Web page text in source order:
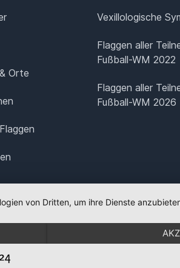
Orte
Vexillologische
Flaggen aller
Fußball-WM 2022
Flaggen aller
Fußball-WM 2026
von Dritten, um ihre Dienste